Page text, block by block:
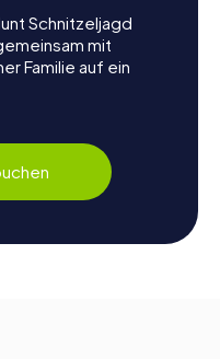
Schnitzeljagd
mit
Familie auf ein